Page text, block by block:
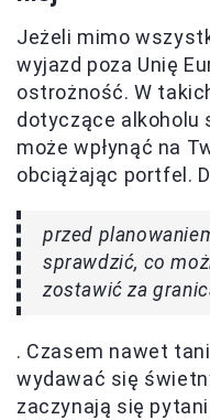
Jeżeli mimo
wyjazd poza Unię
ostrożność. W
dotyczące alkoholu
może wpłynąć na
obciążając portfel.
przed
sprawdzić, co
zostawić za
. Czasem nawet
wydawać się
zaczynają się